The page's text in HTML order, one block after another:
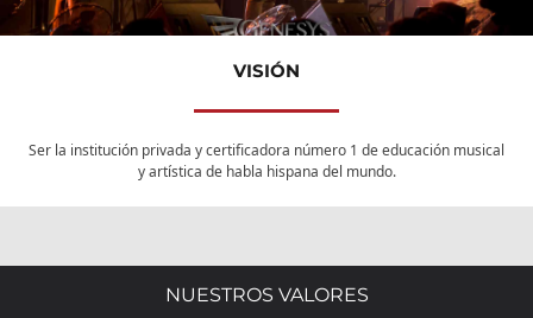
VISIÓN
Ser la institución privada y certificadora número 1 de educación musical
y artística de habla hispana del mundo.
NUESTROS VALORES